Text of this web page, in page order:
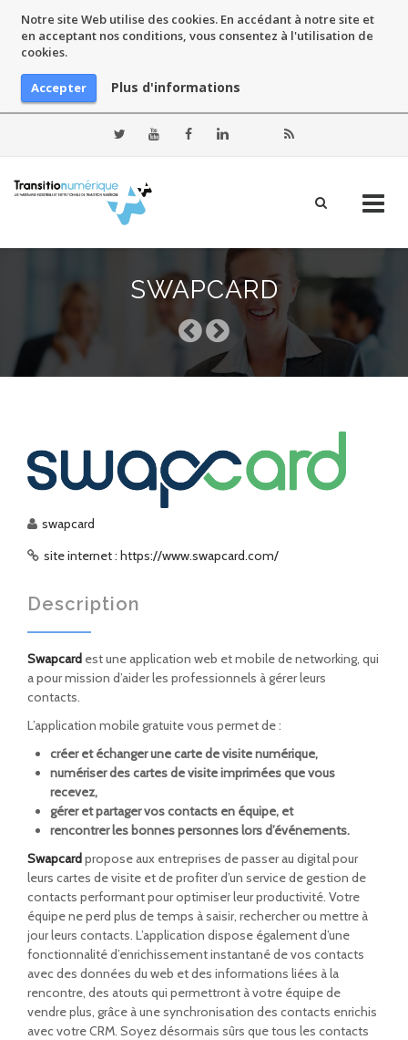
Notre site Web utilise des cookies. En accédant à notre site et
en acceptant nos conditions, vous consentez à l'utilisation de
cookies.
Accepter Plus d'informations
SWAPCARD
swapcard
site internet : https://www.swapcard.com/
Description
Swapcard est une application web et mobile de networking, qui
a pour mission d’aider les professionnels à gérer leurs
contacts.
L’application mobile gratuite vous permet de :
créer et échanger une carte de visite numérique,
numériser des cartes de visite imprimées que vous
recevez,
gérer et partager vos contacts en équipe, et
rencontrer les bonnes personnes lors d’événements.
Swapcardpropose aux entreprises de passer au digital pour
leurs cartes de visite et de profiter d’un service de gestion de
contacts performant pour optimiser leur productivité. Votre
équipe ne perd plus de temps à saisir, rechercher ou mettre à
jour leurs contacts. L’application dispose également d’une
fonctionnalité d’enrichissement instantané de vos contacts
avec des données du web et des informations liées à la
rencontre, des atouts qui permettront à votre équipe de
vendre plus, grâce à une synchronisation des contacts enrichis
avec votre CRM. Soyez désormais sûrs que tous les contacts